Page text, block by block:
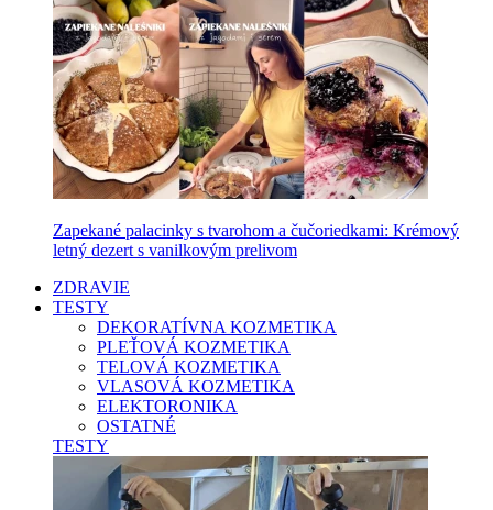
Zapekané palacinky s tvarohom a čučoriedkami: Krémový
letný dezert s vanilkovým prelivom
ZDRAVIE
TESTY
DEKORATÍVNA KOZMETIKA
PLEŤOVÁ KOZMETIKA
TELOVÁ KOZMETIKA
VLASOVÁ KOZMETIKA
ELEKTORONIKA
OSTATNÉ
TESTY